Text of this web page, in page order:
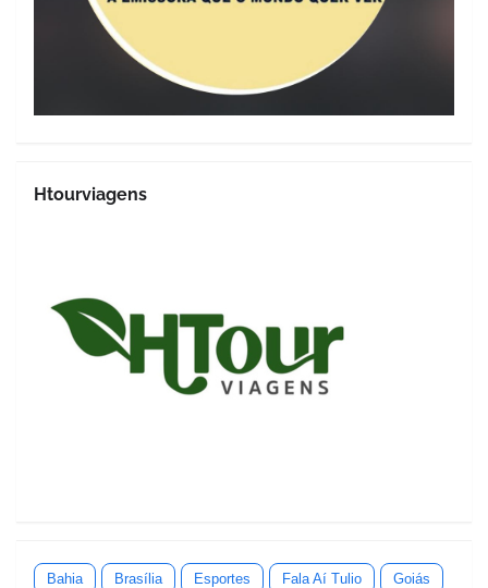
Htourviagens
Bahia Brasília Esportes Fala Aí Tulio Goiás